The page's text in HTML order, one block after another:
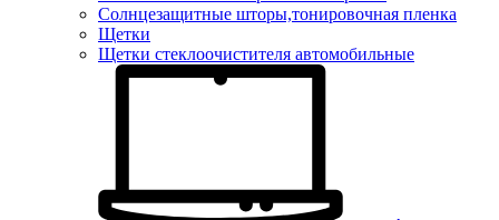
Солнцезащитные шторы,тонировочная пленка
Щетки
Щетки стеклоочистителя автомобильные